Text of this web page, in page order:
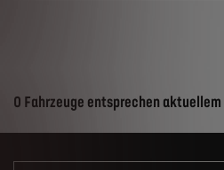
Suchergebnisse
0 Fahrzeuge entsprechen